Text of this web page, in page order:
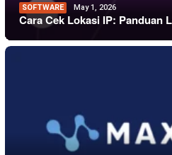
SOFTWARE May 1, 2026
Cara Cek Lokasi IP: Panduan